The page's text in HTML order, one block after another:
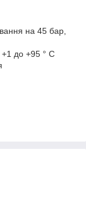
на 45 бар,
+1 до +95 ° С